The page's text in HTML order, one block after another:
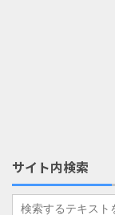
サイト内検索